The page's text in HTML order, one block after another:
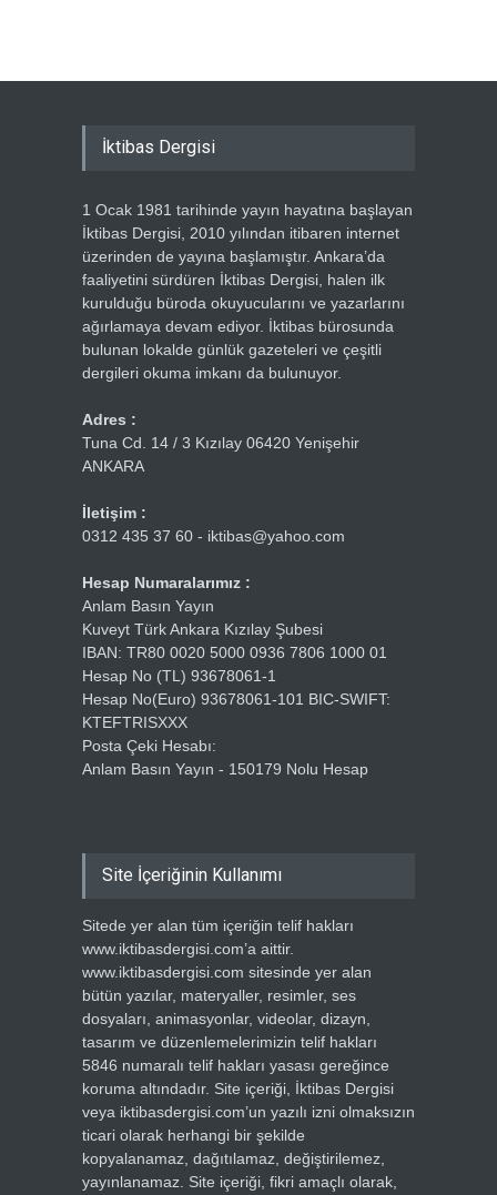
İktibas Dergisi
1 Ocak 1981 tarihinde yayın hayatına başlayan
İktibas Dergisi, 2010 yılından itibaren internet
üzerinden de yayına başlamıştır. Ankara’da
faaliyetini sürdüren İktibas Dergisi, halen ilk
kurulduğu büroda okuyucularını ve yazarlarını
ağırlamaya devam ediyor. İktibas bürosunda
bulunan lokalde günlük gazeteleri ve çeşitli
dergileri okuma imkanı da bulunuyor.
Adres :
Tuna Cd. 14 / 3 Kızılay 06420 Yenişehir
ANKARA
İletişim :
0312 435 37 60 - iktibas@yahoo.com
Hesap Numaralarımız :
Anlam Basın Yayın
Kuveyt Türk Ankara Kızılay Şubesi
IBAN: TR80 0020 5000 0936 7806 1000 01
Hesap No (TL) 93678061-1
Hesap No(Euro) 93678061-101 BIC-SWIFT:
KTEFTRISXXX
Posta Çeki Hesabı:
Anlam Basın Yayın - 150179 Nolu Hesap
Site İçeriğinin Kullanımı
Sitede yer alan tüm içeriğin telif hakları
www.iktibasdergisi.com’a aittir.
www.iktibasdergisi.com sitesinde yer alan
bütün yazılar, materyaller, resimler, ses
dosyaları, animasyonlar, videolar, dizayn,
tasarım ve düzenlemelerimizin telif hakları
5846 numaralı telif hakları yasası gereğince
koruma altındadır. Site içeriği, İktibas Dergisi
veya iktibasdergisi.com’un yazılı izni olmaksızın
ticari olarak herhangi bir şekilde
kopyalanamaz, dağıtılamaz, değiştirilemez,
yayınlanamaz. Site içeriği, fikri amaçlı olarak,